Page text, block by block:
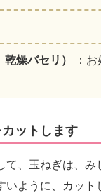
燥バセリ） ：
ットします
て、玉ねぎは、み
ように、カット